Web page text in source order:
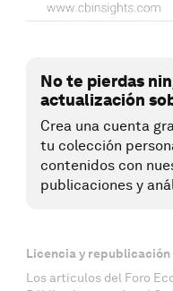
No te pierdas
actualización
Crea una cuenta
tu colección
contenidos con
publicaciones y
Licencia y republicación
Los artículos del Foro